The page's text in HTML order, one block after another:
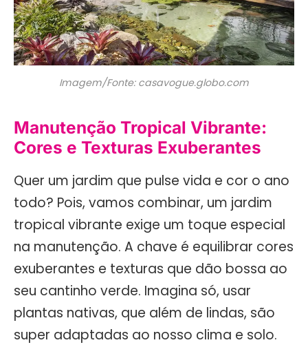
Imagem/Fonte: casavogue.globo.com
Manutenção Tropical Vibrante:
Cores e Texturas Exuberantes
Quer um jardim que pulse vida e cor o ano
todo? Pois, vamos combinar, um jardim
tropical vibrante exige um toque especial
na manutenção. A chave é equilibrar cores
exuberantes e texturas que dão bossa ao
seu cantinho verde. Imagina só, usar
plantas nativas, que além de lindas, são
super adaptadas ao nosso clima e solo.